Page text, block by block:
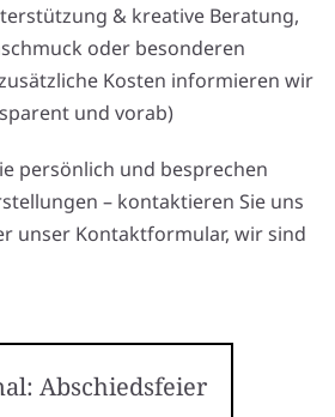
& kreative Beratung,
oder besonderen
Kosten informieren wir
und vorab)
persönlich und besprechen
– kontaktieren Sie uns
unser Kontaktformular, wir sind
Abschiedsfeier